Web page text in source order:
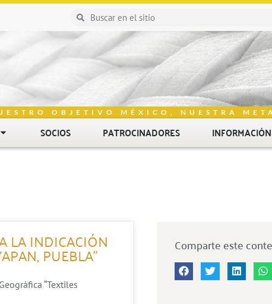
OBJETIVO MÉXICO, NUESTRA
SOCIOS PATROCINADORES
LA INDICACIÓN
PUEBLA”
“Textiles
Comparte este